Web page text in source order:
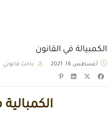
الكمبيالة في القانون
أغسطس 16, 2021 باحث قانوني